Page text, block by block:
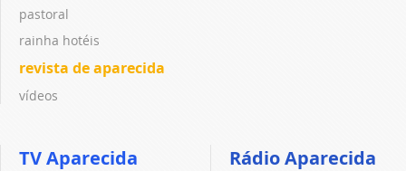
pastoral
rainha hotéis
revista de aparecida
vídeos
TV Aparecida Rádio Aparecida